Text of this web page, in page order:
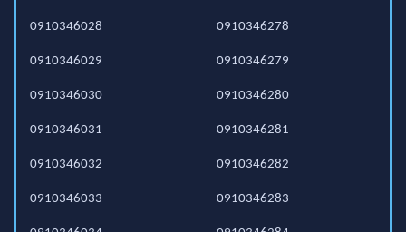
0910346028
0910346029
0910346030
0910346031
0910346032
0910346033
0910346278
0910346279
0910346280
0910346281
0910346282
0910346283